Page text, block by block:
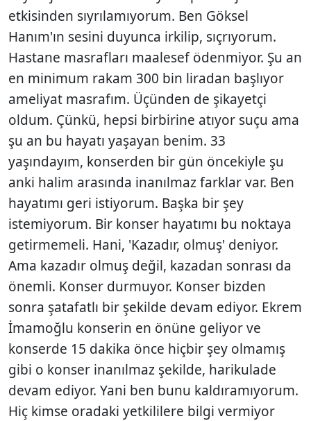
etkisinden sıyrılamıyorum. Ben Göksel
Hanım'ın sesini duyunca irkilip, sıçrıyorum.
Hastane masrafları maalesef ödenmiyor. Şu an
en minimum rakam 300 bin liradan başlıyor
ameliyat masrafım. Üçünden de şikayetçi
oldum. Çünkü, hepsi birbirine atıyor suçu ama
şu an bu hayatı yaşayan benim. 33
yaşındayım, konserden bir gün öncekiyle şu
anki halim arasında inanılmaz farklar var. Ben
hayatımı geri istiyorum. Başka bir şey
istemiyorum. Bir konser hayatımı bu noktaya
getirmemeli. Hani, 'Kazadır, olmuş' deniyor.
Ama kazadır olmuş değil, kazadan sonrası da
önemli. Konser durmuyor. Konser bizden
sonra şatafatlı bir şekilde devam ediyor. Ekrem
İmamoğlu konserin en önüne geliyor ve
konserde 15 dakika önce hiçbir şey olmamış
gibi o konser inanılmaz şekilde, harikulade
devam ediyor. Yani ben bunu kaldıramıyorum.
Hiç kimse oradaki yetkililere bilgi vermiyor